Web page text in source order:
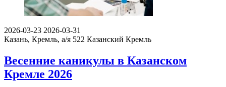
2026-03-23 2026-03-31
Казань, Кремль, а/я 522 Казанский Кремль
Весенние каникулы в Казанском
Кремле 2026